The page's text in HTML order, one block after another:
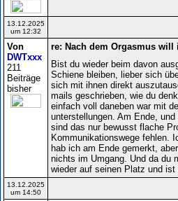
13.12.2025
um 12:32
Von
DWTxxx
211
Beiträge
bisher
re: Nach dem Orgasmus will
Bist du wieder beim davon
Schiene bleiben, lieber sich
sich mit ihnen direkt
mails geschrieben, wie du
einfach voll daneben war mit
unterstellungen. Am Ende,
sind das nur bewusst flache
Kommunikationswege fehlen.
hab ich am Ende gemerkt,
nichts im Umgang. Und da du
wieder auf seinen Platz und ist
13.12.2025
um 14:50